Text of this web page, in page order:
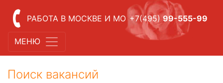
РАБОТА В МОСКВЕ И МО +7(495) 99-555-99
МЕНЮ
Поиск вакансий